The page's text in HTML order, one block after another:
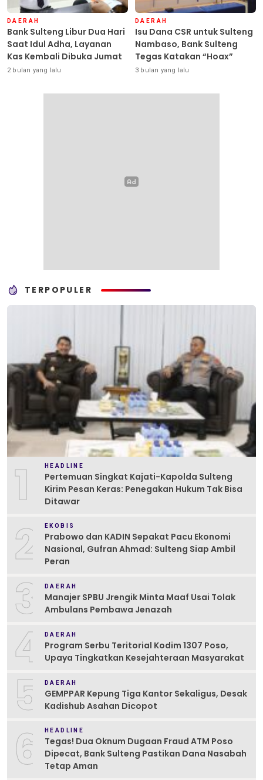
DAERAH
Bank Sulteng Libur Dua Hari
Saat Idul Adha, Layanan
Kas Kembali Dibuka Jumat
2 bulan yang lalu
DAERAH
Isu Dana CSR untuk Sulteng
Nambaso, Bank Sulteng
Tegas Katakan “Hoax”
3 bulan yang lalu
TERPOPULER
1 HEADLINE
Pertemuan Singkat Kajati-Kapolda Sulteng
Kirim Pesan Keras: Penegakan Hukum Tak Bisa
Ditawar
2 EKOBIS
Prabowo dan KADIN Sepakat Pacu Ekonomi
Nasional, Gufran Ahmad: Sulteng Siap Ambil
Peran
3 DAERAH
Manajer SPBU Jrengik Minta Maaf Usai Tolak
Ambulans Pembawa Jenazah
4 DAERAH
Program Serbu Teritorial Kodim 1307 Poso,
Upaya Tingkatkan Kesejahteraan Masyarakat
5 DAERAH
GEMPPAR Kepung Tiga Kantor Sekaligus, Desak
Kadishub Asahan Dicopot
6 HEADLINE
Tegas! Dua Oknum Dugaan Fraud ATM Poso
Dipecat, Bank Sulteng Pastikan Dana Nasabah
Tetap Aman